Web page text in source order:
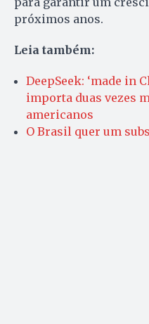
próximos anos.
Leia também:
DeepSeek: ‘made in
importa duas vezes
americanos
O Brasil quer um